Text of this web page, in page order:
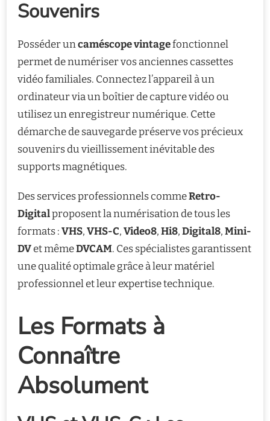
Souvenirs
Posséder uncaméscope vintagefonctionnel
permet de numériser vos anciennes cassettes
vidéo familiales. Connectez l’appareil à un
ordinateur via un boîtier de capture vidéo ou
utilisez un enregistreur numérique. Cette
démarche de sauvegarde préserve vos précieux
souvenirs du vieillissement inévitable des
supports magnétiques.
Des services professionnels commeRetro-
Digitalproposent la numérisation de tous les
formats :VHS,VHS-C,Video8,Hi8,Digital8,Mini-
DVet mêmeDVCAM. Ces spécialistes garantissent
une qualité optimale grâce à leur matériel
professionnel et leur expertise technique.
Les Formats à
Connaître
Absolument